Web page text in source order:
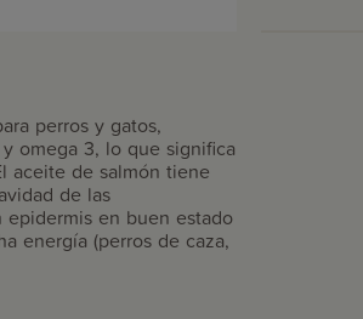
perros y gatos,
omega 3, lo que significa
aceite de salmón tiene
de las
en buen estado
energía (perros de caza,